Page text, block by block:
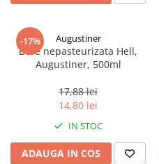
-17% Augustiner
Bere nepasteurizata Hell,
Augustiner, 500ml
17,88 lei
14,80 lei
IN STOC
ADAUGA IN COS